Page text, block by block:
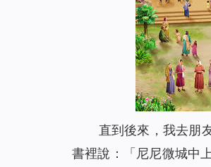
直到後來，我去朋
書裡說：「 尼尼微城中